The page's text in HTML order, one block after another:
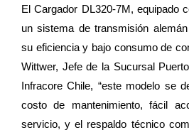
El Cargador DL320-7M, equipado
un sistema de transmisión
su eficiencia y bajo consumo de
Wittwer, Jefe de la Sucursal
Infracore Chile, “este modelo se
costo de mantenimiento, fácil
servicio, y el respaldo técnico